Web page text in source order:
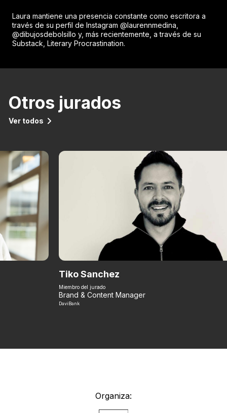
Laura mantiene una presencia constante como escritora a
través de su perfil de Instagram @laurennmedina,
@dibujosdebolsillo y, más recientemente, a través de su
Substack, Literary Procrastination.
Otros jurados
Ver todos
Tiko Sanchez
Miembro del jurado
Brand & Content Manager
DaviBank
Organiza: